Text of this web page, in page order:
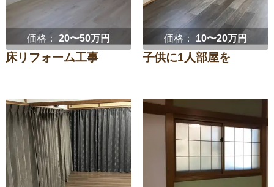
価格：20〜50万円
床リフォーム工事
価格： 10〜20万円
子供に1人部屋を